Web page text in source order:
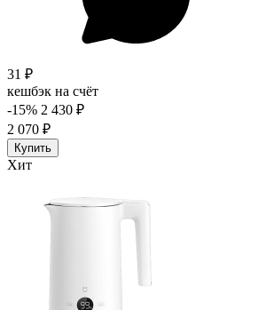
31 ₽
кешбэк на счёт
-15% 2 430 ₽
2 070 ₽
Купить
Хит